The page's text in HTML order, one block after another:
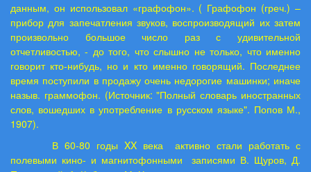
данным, он использовал «графофон». ( Графофон (греч.) –
прибор для запечатления звуков, воспроизводящий их затем
произвольно большое число раз с удивительной
отчетливостью, - до того, что слышно не только, что именно
говорит кто-нибудь, но и кто именно говорящий. Последнее
время поступили в продажу очень недорогие машинки; иначе
назыв. граммофон. (Источник: "Полный словарь иностранных
слов, вошедших в употребление в русском языке". Попов М.,
1907).
В 60-80 годы XX века
активно стали работать с
полевыми кино- и магнитофонными
записями В. Щуров, Д.